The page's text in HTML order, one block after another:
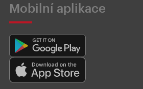
Mobilní aplikace